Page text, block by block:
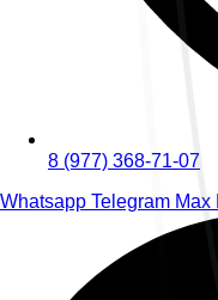
8 (977) 368-71-07
Whatsapp Telegram Max